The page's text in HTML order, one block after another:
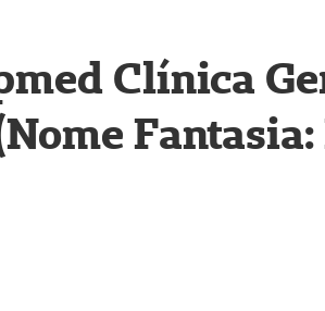
Clínica